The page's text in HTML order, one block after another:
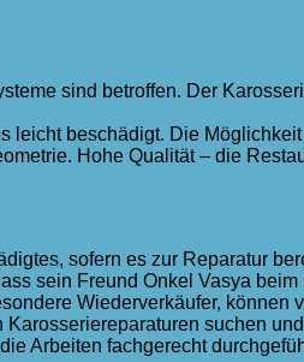
sind betroffen. Der
beschädigt. Die
Hohe Qualität – die
sofern es zur Reparatur
sein Freund Onkel Vasya
Wiederverkäufer,
suchen
Arbeiten fachgerecht